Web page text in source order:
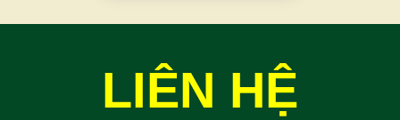
LIÊN HỆ